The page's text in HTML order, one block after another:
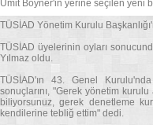
Ümit Boyner'in yerine seçilen yeni
TÜSİAD Yönetim Kurulu
TÜSİAD üyelerinin oyları
Yılmaz oldu.
TÜSİAD'ın 43. Genel
sonuçlarını, "Gerek yönetim kurulu
biliyorsunuz, gerek denetleme
kendilerine tebliğ ettim" dedi.